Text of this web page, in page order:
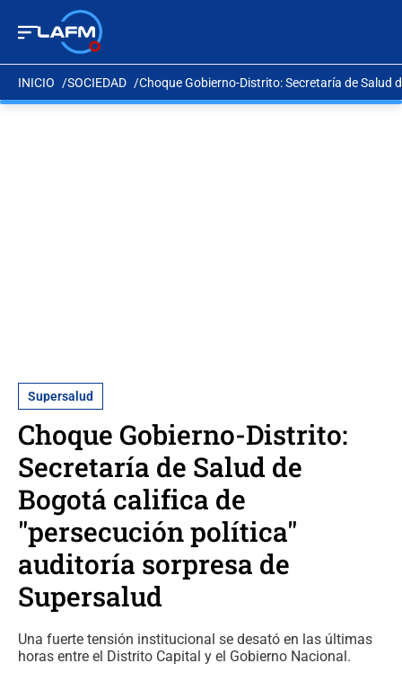
INICIO SOCIEDAD Choque Gobierno-Distrito: Secretaría de
Supersalud
Choque Gobierno-Distrito:
Secretaría de Salud de
Bogotá califica de
"persecución política"
auditoría sorpresa de
Supersalud
Una fuerte tensión institucional se desató en las últimas
horas entre el Distrito Capital y el Gobierno Nacional.